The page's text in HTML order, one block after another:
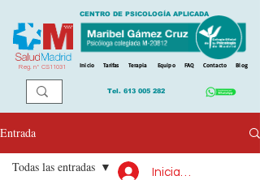
Reg. nº CS11031
CENTRO DE PSICOLOGÍA APLICADA
Inicio Tarifas Terapia Equipo FAQ Contacto Blog
Tel. 613 005 282
Entrada
Todas las entradas Iniciar sesión